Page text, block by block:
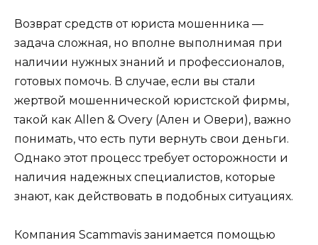
Возврат средств от юриста мошенника —
задача сложная, но вполне выполнимая при
наличии нужных знаний и профессионалов,
готовых помочь. В случае, если вы стали
жертвой мошеннической юристской фирмы,
такой как Allen & Overy (Ален и Овери), важно
понимать, что есть пути вернуть свои деньги.
Однако этот процесс требует осторожности и
наличия надежных специалистов, которые
знают, как действовать в подобных ситуациях.
Компания Scammavis занимается помощью